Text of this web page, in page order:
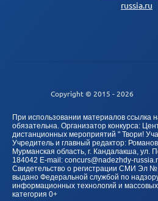
russia.ru
Copyright © 2015 - 2026
При использовании материалов ссылка
обязательна. Организатор конкурса:
дистанционных мероприятий " Твори!
Учредитель и главный редактор:
Мурманская область, г. Кандалакша, ул.
184042 E-mail: concurs@nadezhdy-
Свидетельство о регистрации СМИ Эл
выдано Федеральной службой по
информационных технологий и
категория 0+